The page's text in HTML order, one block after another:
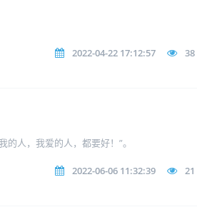
2022-04-22 17:12:57 38
人，我爱的人，都要好！”。
2022-06-06 11:32:39 21